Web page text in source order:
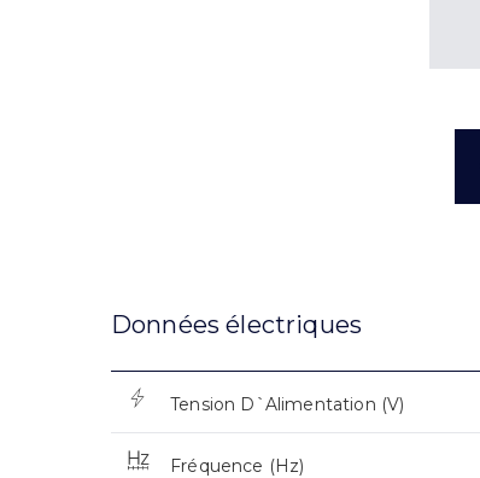
Données électriques
Tension D`Alimentation (V)
Fréquence (Hz)